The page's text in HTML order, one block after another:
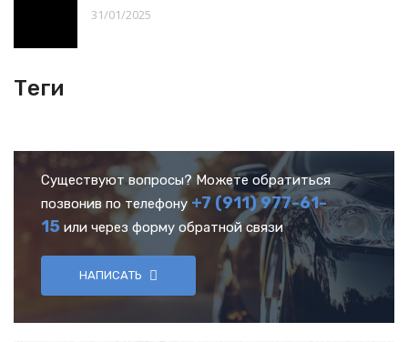
31/01/2025
Теги
Существуют вопросы? Можете обратиться
позвонив по телефону +7 (911) 977-61-
15 или через форму обратной связи
НАПИСАТЬ